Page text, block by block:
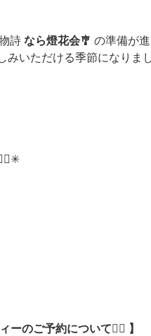
詩 なら燈花会🎐 の準備が
みいただける季節になりま
ーのご予約について💆‍♀️ 】